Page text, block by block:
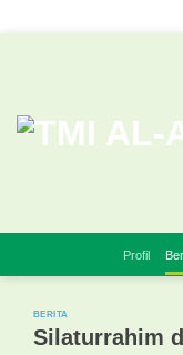
Profil
BERITA
Silaturrahim